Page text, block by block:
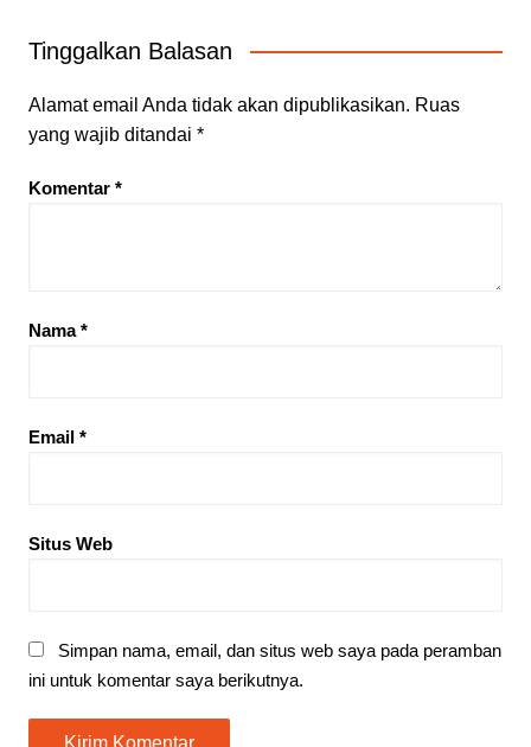
Tinggalkan Balasan
Alamat email Anda tidak akan dipublikasikan. Ruas
yang wajib ditandai *
Komentar *
Nama*
Email *
Situs Web
Simpan nama, email, dan situs web saya pada peramban
ini untuk komentar saya berikutnya.